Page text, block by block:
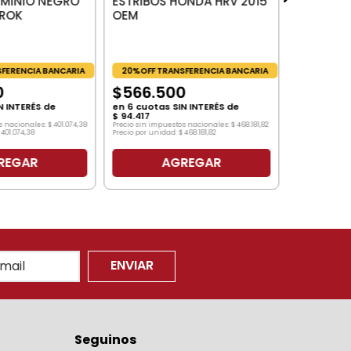
BANCARIA
de
nacionales:$401.074,38
401.074,38
OEM
20%OFF TRANSFERENCIA BANCARIA
$566.500
en 6 cuotas SIN INTERÉS de
$ 94.417
Precio sin impuestos nacionales:$468.181,82
Precio por unidad:$468.181,82
AGREGAR
ENVIAR
Seguinos